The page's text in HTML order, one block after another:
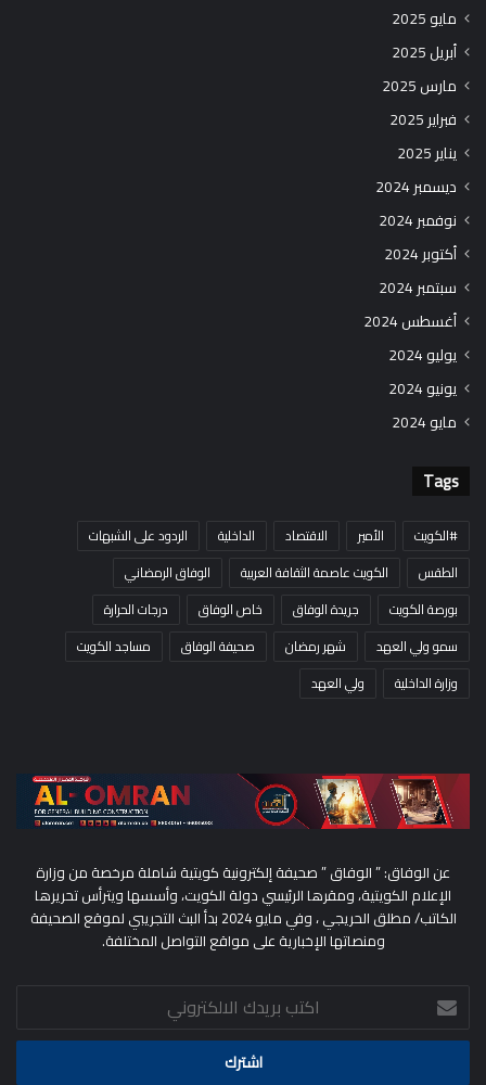
مايو 2025
أبريل 2025
مارس 2025
فبراير 2025
يناير 2025
ديسمبر 2024
نوفمبر 2024
أكتوبر 2024
سبتمبر 2024
أغسطس 2024
يوليو 2024
يونيو 2024
مايو 2024
Tags
#الكويت الأمير الاقتصاد الداخلية
الردود على الشبهات
الطقس
الكويت عاصمة الثقافة العربية
الوفاق الرمضاني
بورصة الكويت
جريدة الوفاق خاص الوفاق
درجات الحرارة
سمو ولي العهد
شهر رمضان صحيفة الوفاق
مساجد الكويت
وزارة الداخلية
ولي العهد
عن الوفاق: ” الوفاق ” صحيفة إلكترونية كويتية شاملة مرخصة من وزارة
الإعلام الكويتية، ومقرها الرئيسي دولة الكويت، وأسسها ويترأس تحريرها
الكاتب/ مطلق الحريجي ، وفي مايو 2024 بدأ البث التجريبي لموقع الصحيفة
ومنصاتها الإخبارية على مواقع التواصل المختلفة.
اكتب
بريدك
الالكتروني